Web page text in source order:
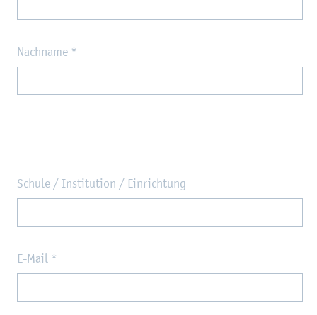
Nachname *
Schule / Institution / Einrichtung
E-Mail *